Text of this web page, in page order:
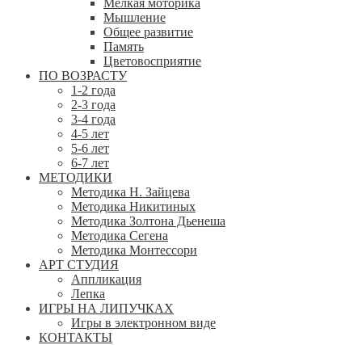
Мелкая моторика
Мышление
Общее развитие
Память
Цветовосприятие
ПО ВОЗРАСТУ
1-2 года
2-3 года
3-4 года
4-5 лет
5-6 лет
6-7 лет
МЕТОДИКИ
Методика Н. Зайцева
Методика Никитиных
Методика Золтона Дьенеша
Методика Сегена
Методика Монтессори
АРТ СТУДИЯ
Аппликация
Лепка
ИГРЫ НА ЛИПУЧКАХ
Игры в электронном виде
КОНТАКТЫ